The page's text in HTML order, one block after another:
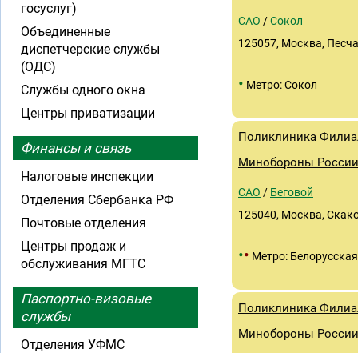
САО /Сокол
125057, Москва,
• Метро: Сокол
Поликлиника
Минобороны России
САО / Беговой
125040, Москва,
•• Метро: Белорусская
Поликлиника
Минобороны России
госуслуг)
Объединенные
диспетчерские службы
(ОДС)
Службы одного окна
Центры приватизации
Финансы и связь
Налоговые инспекции
Отделения Сбербанка РФ
Почтовые отделения
Центры продаж и
обслуживания МГТС
Паспортно-визовые
службы
Отделения УФМС